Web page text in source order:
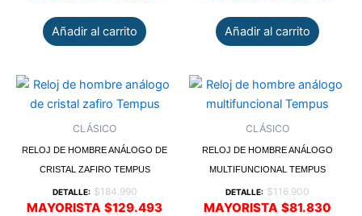
Añadir al carrito Añadir al carrito
CLÁSICO
RELOJ DE HOMBRE ANÁLOGO DE
CRISTAL ZAFIRO TEMPUS
DETALLE: $184.990
MAYORISTA $129.493
CLÁSICO
RELOJ DE HOMBRE ANÁLOGO
MULTIFUNCIONAL TEMPUS
DETALLE: $116.900
MAYORISTA $81.830